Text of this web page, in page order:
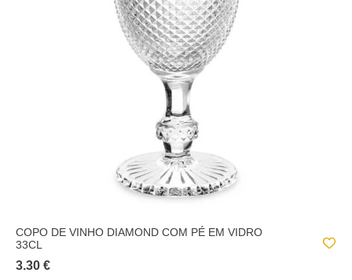
COPO DE VINHO DIAMOND COM PÉ EM VIDRO
33CL
3.30 €